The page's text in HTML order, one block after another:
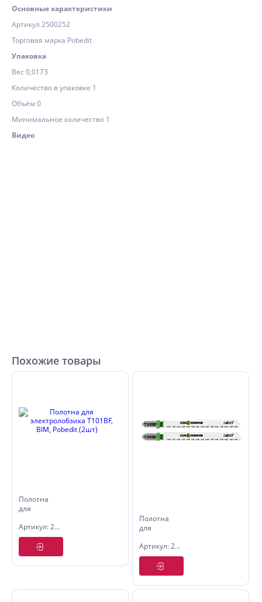
Основные характеристики
Артикул 2500252
Торговая марка Pobedit
Упаковка
Вес 0,0173
Количество в упаковке 1
Объём 0
Минимальное количество 1
Видео
Похожие товары
Полотна
для
T101BF,
BIM,
Pobedit
(2шт)
Артикул: 2500271
Полотна
для
T101BRF,
BIM,
Pobedit
(2шт)
Артикул: 2500272